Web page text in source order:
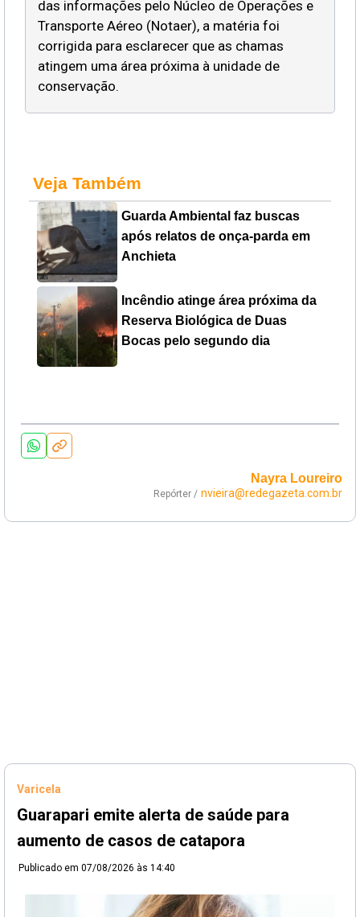
das informações pelo Núcleo de Operações e
Transporte Aéreo (Notaer), a matéria foi
corrigida para esclarecer que as chamas
atingem uma área próxima à unidade de
conservação.
Veja Também
Guarda Ambiental faz buscas
após relatos de onça-parda em
Anchieta
Incêndio atinge área próxima da
Reserva Biológica de Duas
Bocas pelo segundo dia
Nayra Loureiro
Repórter / nvieira@redegazeta.com.br
Varicela
Guarapari emite alerta de saúde para
aumento de casos de catapora
Publicado em 07/08/2026 às 14:40